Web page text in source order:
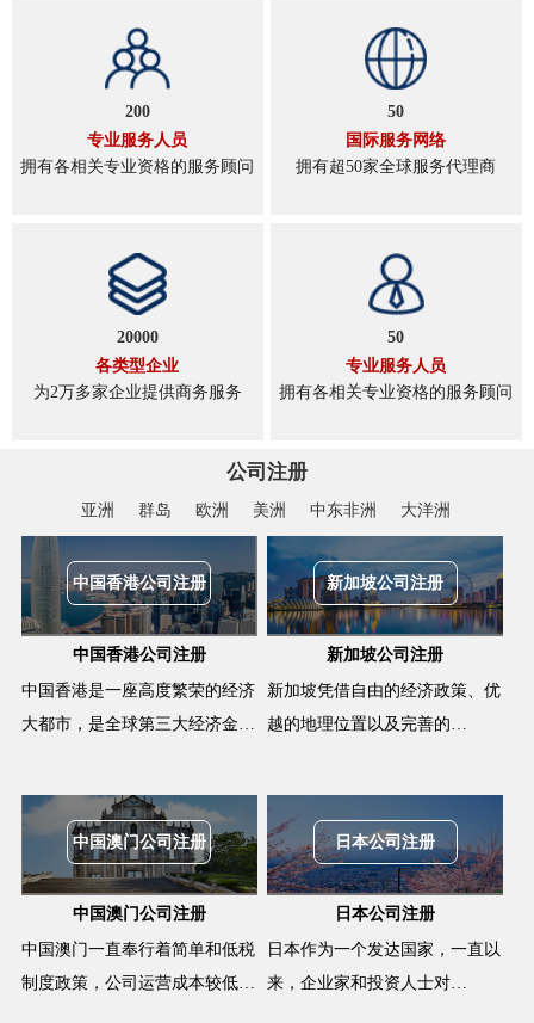
200
专业服务人员
拥有各相关专业资格的服务顾问
50
国际服务网络
拥有超50家全球服务代理商
20000
各类型企业
为2万多家企业提供商务服务
50
专业服务人员
拥有各相关专业资格的服务顾问
公司注册
亚洲 群岛 欧洲 美洲 中东非洲 大洋洲
中国香港公司注册
中国香港公司注册
中国香港是一座高度繁荣的经济
大都市，是全球第三大经济金…
新加坡公司注册
新加坡公司注册
新加坡凭借自由的经济政策、优
越的地理位置以及完善的…
中国澳门公司注册
中国澳门公司注册
中国澳门一直奉行着简单和低税
制度政策，公司运营成本较低…
日本公司注册
日本公司注册
日本作为一个发达国家，一直以
来，企业家和投资人士对…